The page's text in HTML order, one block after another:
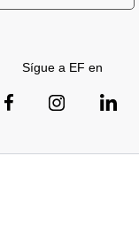
Sígue a EF en